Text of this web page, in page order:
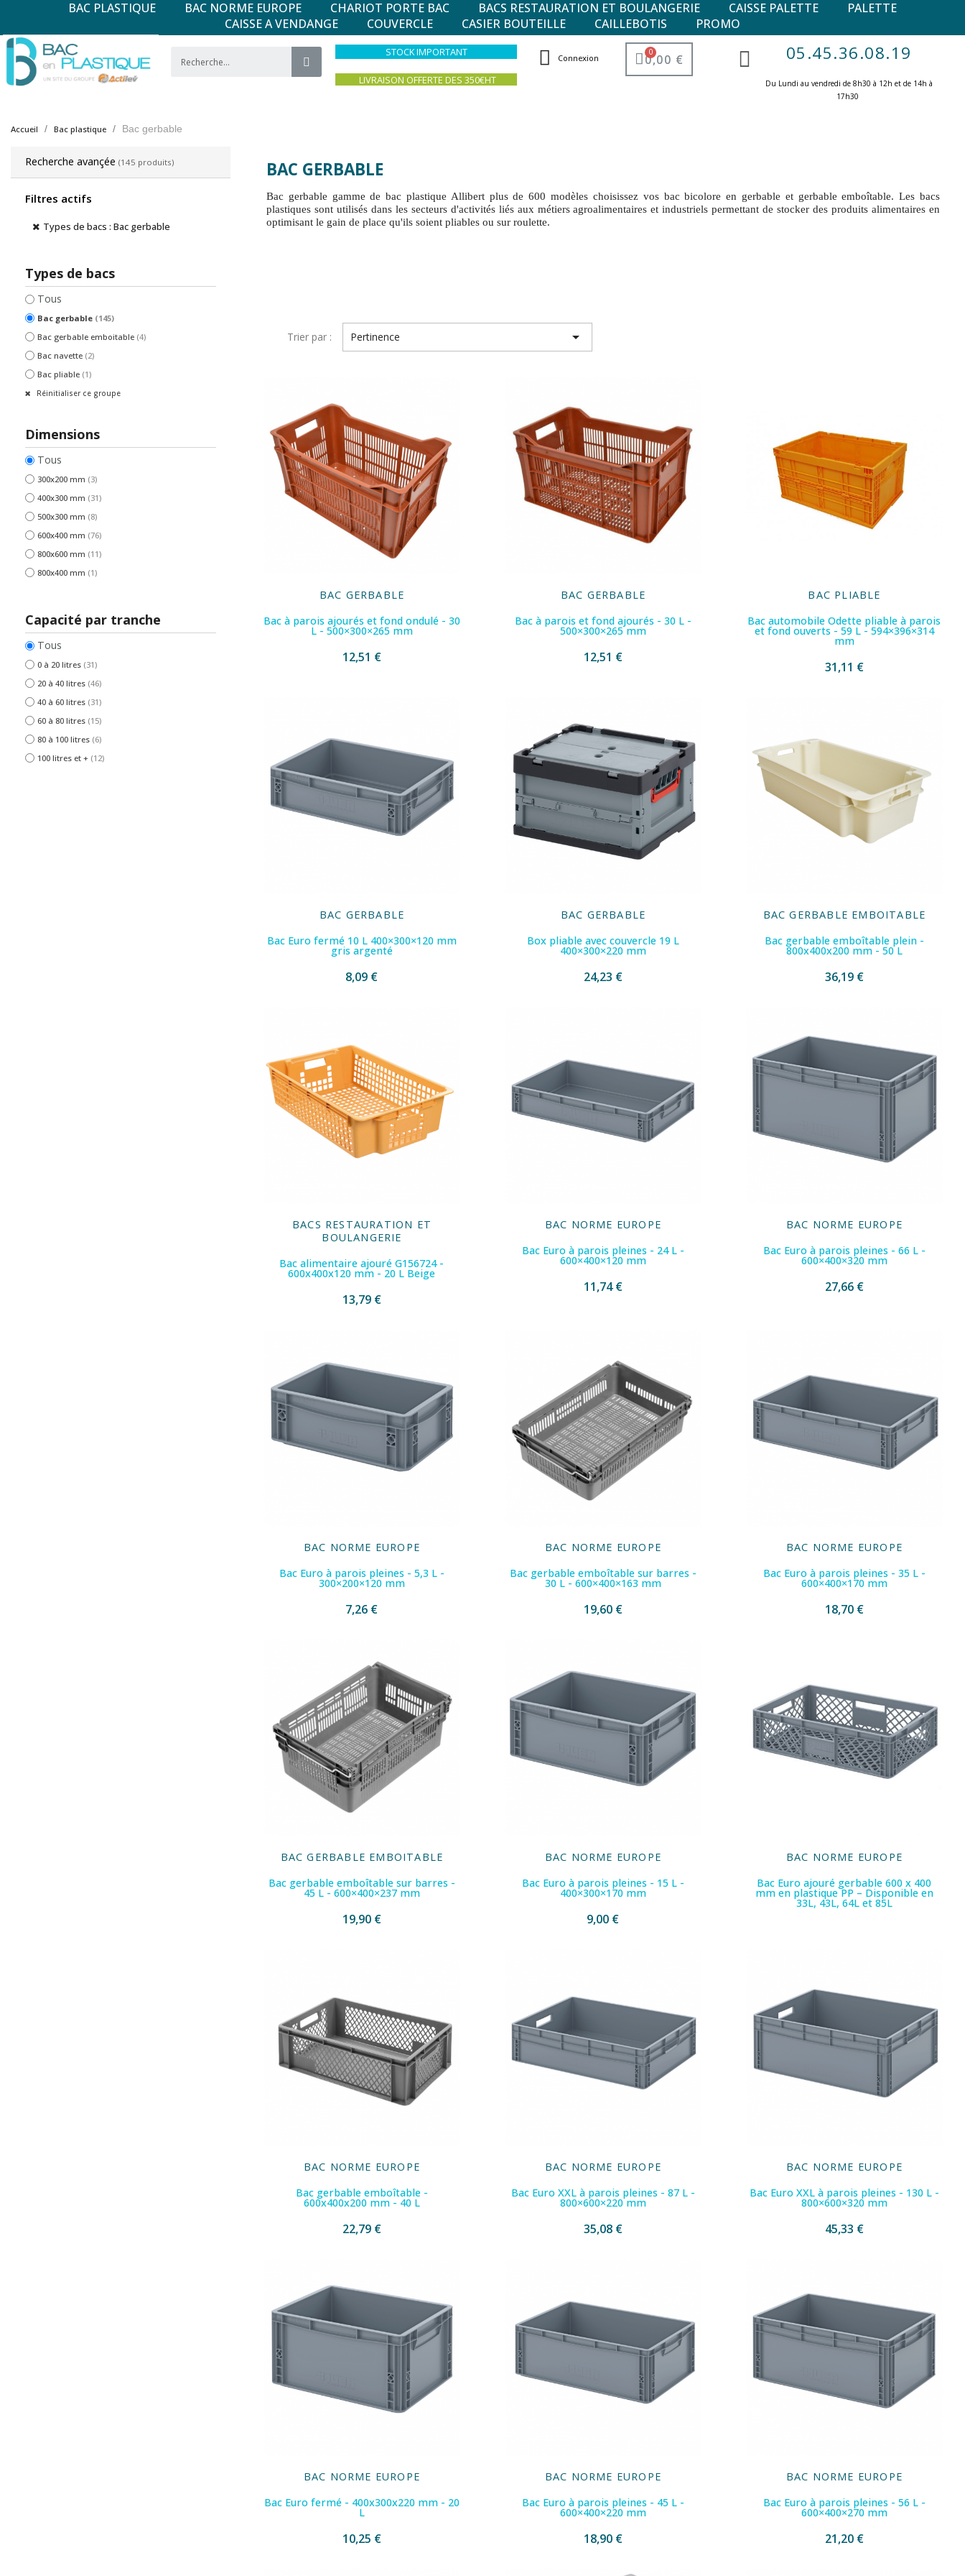
BAC PLASTIQUE BAC NORME EUROPE CHARIOT PORTE BAC BACS RESTAURATION ET BOULANGERIE CAISSE PALETTE
PALETTE
CAISSE A VENDANGE
COUVERCLE CASIER BOUTEILLE CAILLEBOTIS PROMO
STOCK IMPORTANT
LIVRAISON OFFERTE DES 350€HT
Connexion 0,00 € 05.45.36.08.19
Du Lundi au vendredi de 8h30 à 12h et de 14h à
17h30 ​
Accueil Bac plastique Bac gerbable
Recherche avançée (145 produits)
Filtres actifs
Types de bacs : Bac gerbable
Types de bacs
Tous
Bac gerbable (145)
Bac gerbable emboitable (4)
Bac navette (2)
Bac pliable (1)
Réinitialiser ce groupe
Dimensions
Tous
300x200 mm (3)
400x300 mm (31)
500x300 mm (8)
600x400 mm (76)
800x600 mm (11)
800x400 mm (1)
Capacité par tranche
Tous
0 à 20 litres (31)
20 à 40 litres (46)
40 à 60 litres (31)
60 à 80 litres (15)
80 à 100 litres (6)
100 litres et + (12)
BAC GERBABLE
Bac gerbable gamme de bac plastique Allibert plus de 600 modèles choisissez vos bac bicolore en gerbable et gerbable emboîtable. Les bacs
plastiques sont utilisés dans les secteurs d'activités liés aux métiers agroalimentaires et industriels permettant de stocker des produits alimentaires en
optimisant le gain de place qu'ils soient pliables ou sur roulette.
Trier par : Pertinence 
BAC GERBABLE
Bac à parois ajourés et fond ondulé - 30
L - 500×300×265 mm
12,51 €
BAC GERBABLE
Bac à parois et fond ajourés - 30 L -
500×300×265 mm
12,51 €
BAC PLIABLE
Bac automobile Odette pliable à parois
et fond ouverts - 59 L - 594×396×314
mm
31,11 €
BAC GERBABLE
Bac Euro fermé 10 L 400×300×120 mm
gris argenté
8,09 €
BAC GERBABLE
Box pliable avec couvercle 19 L
400×300×220 mm
24,23 €
BAC GERBABLE EMBOITABLE
Bac gerbable emboîtable plein -
800x400x200 mm - 50 L
36,19 €
BACS RESTAURATION ET
BOULANGERIE
Bac alimentaire ajouré G156724 -
600x400x120 mm - 20 L Beige
13,79 €
BAC NORME EUROPE
Bac Euro à parois pleines - 24 L -
600×400×120 mm
11,74 €
BAC NORME EUROPE
Bac Euro à parois pleines - 66 L -
600×400×320 mm
27,66 €
BAC NORME EUROPE
Bac Euro à parois pleines - 5,3 L -
300×200×120 mm
7,26 €
BAC NORME EUROPE
Bac gerbable emboîtable sur barres -
30 L - 600×400×163 mm
19,60 €
BAC NORME EUROPE
Bac Euro à parois pleines - 35 L -
600×400×170 mm
18,70 €
BAC GERBABLE EMBOITABLE
Bac gerbable emboîtable sur barres -
45 L - 600×400×237 mm
19,90 €
BAC NORME EUROPE
Bac Euro à parois pleines - 15 L -
400×300×170 mm
9,00 €
BAC NORME EUROPE
Bac Euro ajouré gerbable 600 x 400
mm en plastique PP – Disponible en
33L, 43L, 64L et 85L
BAC NORME EUROPE
Bac gerbable emboîtable -
600x400x200 mm - 40 L
22,79 €
BAC NORME EUROPE
Bac Euro XXL à parois pleines - 87 L -
800×600×220 mm
35,08 €
BAC NORME EUROPE
Bac Euro XXL à parois pleines - 130 L -
800×600×320 mm
45,33 €
BAC NORME EUROPE
Bac Euro fermé - 400x300x220 mm - 20
L
10,25 €
BAC NORME EUROPE
Bac Euro à parois pleines - 45 L -
600×400×220 mm
18,90 €
BAC NORME EUROPE
Bac Euro à parois pleines - 56 L -
600×400×270 mm
21,20 €